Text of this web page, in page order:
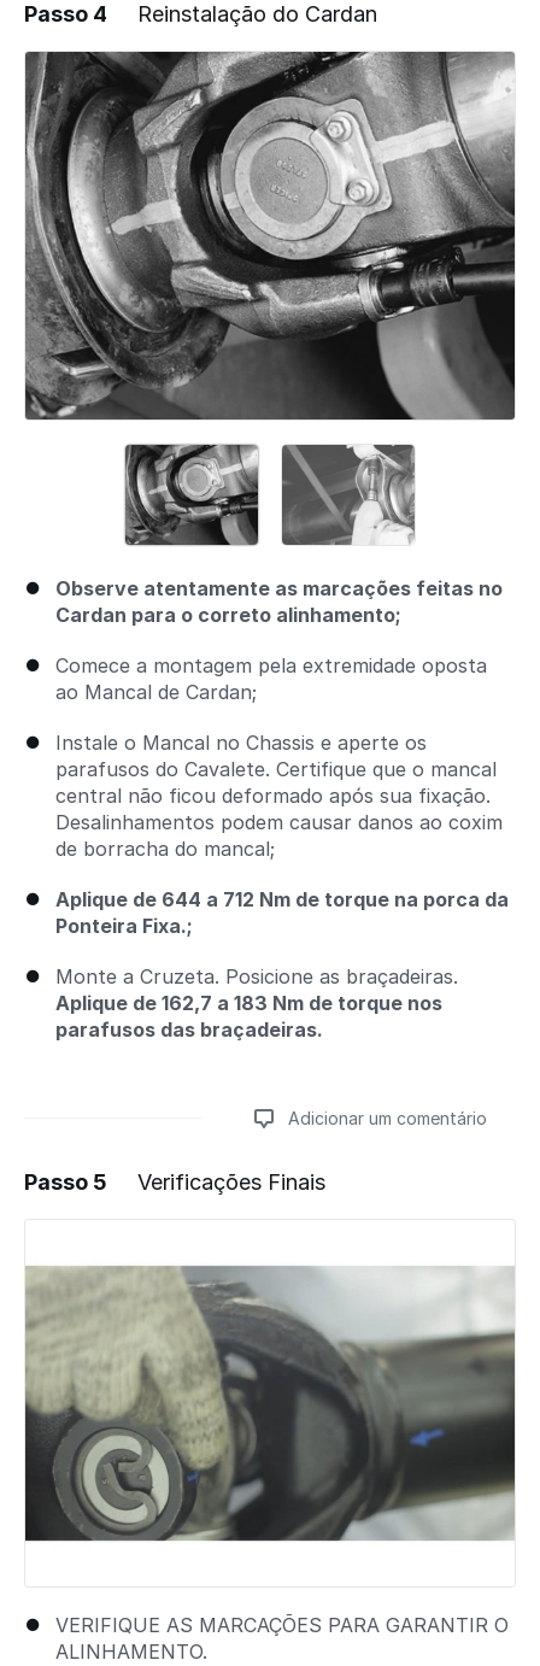
Adicionar um comentário
Passo 4 Reinstalação do Cardan
Observe atentamente as marcações feitas no
Cardan para o correto alinhamento;
Comece a montagem pela extremidade oposta
ao Mancal de Cardan;
Instale o Mancal no Chassis e aperte os
parafusos do Cavalete. Certifique que o mancal
central não ficou deformado após sua fixação.
Desalinhamentos podem causar danos ao coxim
de borracha do mancal;
Aplique de 644 a 712 Nm de torque na porca da
Ponteira Fixa.;
Monte a Cruzeta. Posicione as braçadeiras.
Aplique de 162,7 a 183 Nm de torque nos
parafusos das braçadeiras.
Adicionar um comentário
Adicionar um comentário
Passo 5 Verificações Finais
VERIFIQUE AS MARCAÇÕES PARA GARANTIR O
ALINHAMENTO.